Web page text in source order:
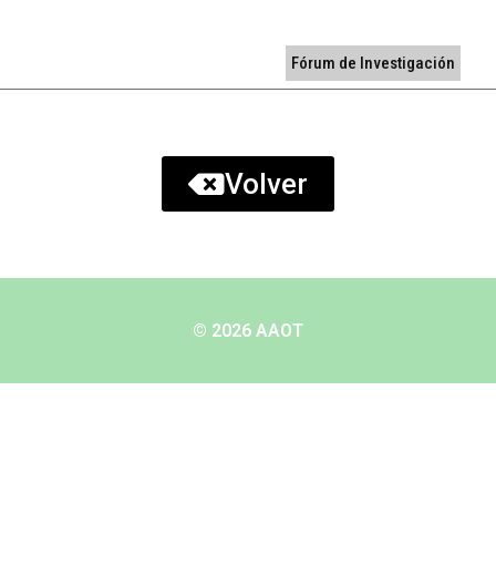
Fórum de Investigación
Volver
© 2026 AAOT